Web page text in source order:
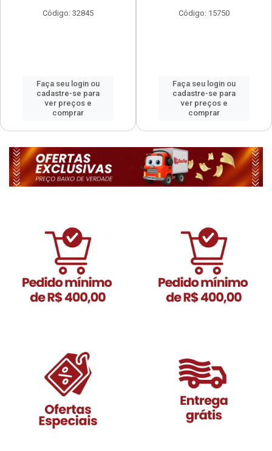
Código: 32845
Faça seu login ou
cadastre-se para
ver preços e
comprar
Código: 15750
Faça seu login ou
cadastre-se para
ver preços e
comprar